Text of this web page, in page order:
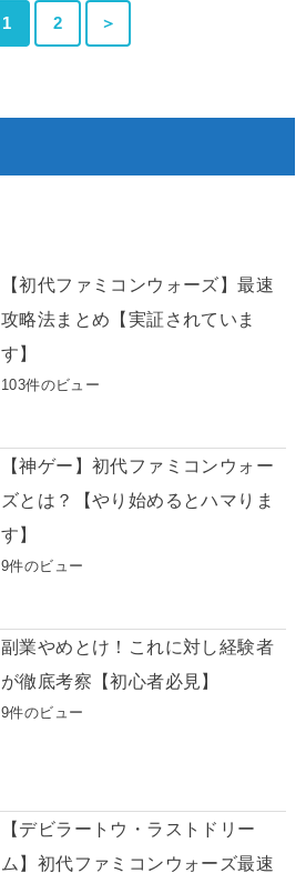
1 2 ＞
【初代ファミコンウォーズ】最速
攻略法まとめ【実証されていま
す】
103件のビュー
【神ゲー】初代ファミコンウォー
ズとは？【やり始めるとハマりま
す】
9件のビュー
副業やめとけ！これに対し経験者
が徹底考察【初心者必見】
9件のビュー
【デビラートウ・ラストドリー
ム】初代ファミコンウォーズ最速